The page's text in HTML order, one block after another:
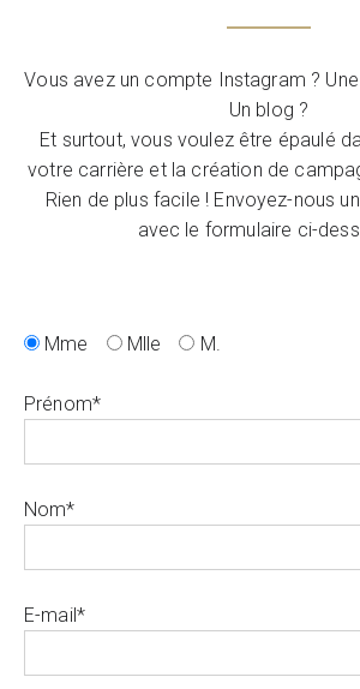
Vous avez un compte Instagram ? Une
Un blog ?
Et surtout, vous voulez être épaulé
votre carrière et la création de
Rien de plus facile ! Envoyez-nous
avec le formulaire ci-
Mme Mlle M.
Prénom*
Nom*
E-mail*